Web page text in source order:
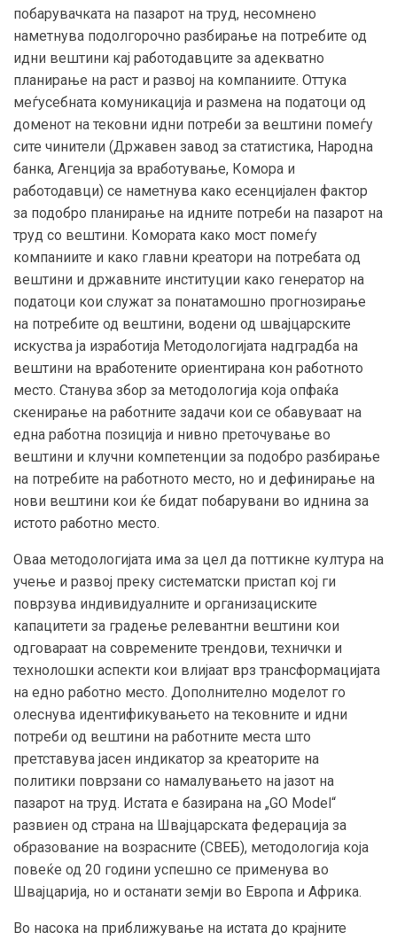
побарувачката на пазарот на труд, несомнено
наметнува подолгорочно разбирање на потребите од
идни вештини кај работодавците за адекватно
планирање на раст и развој на компаниите. Оттука
меѓусебната комуникација и размена на податоци од
доменот на тековни идни потреби за вештини помеѓу
сите чинители (Државен завод за статистика, Народна
банка, Агенција за вработување, Комора и
работодавци) се наметнува како есенцијален фактор
за подобро планирање на идните потреби на пазарот на
труд со вештини. Комората како мост помеѓу
компаниите и како главни креатори на потребата од
вештини и државните институции како генератор на
податоци кои служат за понатамошно прогнозирање
на потребите од вештини, водени од швајцарските
искуства ја изработија Методологијата надградба на
вештини на вработените ориентирана кон работното
место. Станува збор за методологија која опфаќа
скенирање на работните задачи кои се обавуваат на
една работна позиција и нивно преточување во
вештини и клучни компетенции за подобро разбирање
на потребите на работното место, но и дефинирање на
нови вештини кои ќе бидат побарувани во иднина за
истото работно место.
Оваа методологијата има за цел да поттикне култура на
учење и развој преку систематски пристап кој ги
поврзува индивидуалните и организациските
капацитети за градење релевантни вештини кои
одговараат на современите трендови, технички и
технолошки аспекти кои влијаат врз трансформацијата
на едно работно место. Дополнително моделот го
олеснува идентификувањето на тековните и идни
потреби од вештини на работните места што
претставува јасен индикатор за креаторите на
политики поврзани со намалувањето на јазот на
пазарот на труд. Истата е базирана на „GO Model“
развиен од страна на Швајцарската федерација за
образование на возрасните (СВЕБ), методологија која
повеќе од 20 години успешно се применува во
Швајцарија, но и останати земји во Европа и Африка.
Во насока на приближување на истата до крајните